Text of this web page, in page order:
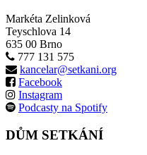
Markéta Zelinková
Teyschlova 14
635 00 Brno
777 131 575
kancelar@setkani.org
Facebook
Instagram
Podcasty na Spotify
DŮM SETKÁNÍ